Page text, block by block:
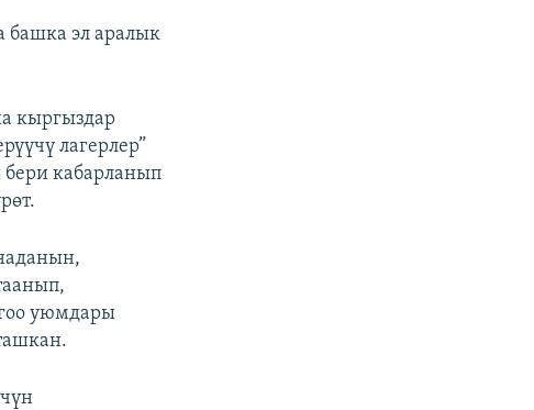
башка эл аралык
кыргыздар
лагерлер”
кабарланып
уюмдары